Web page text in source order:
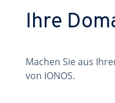
Ihre
Machen Sie aus
von IONOS.